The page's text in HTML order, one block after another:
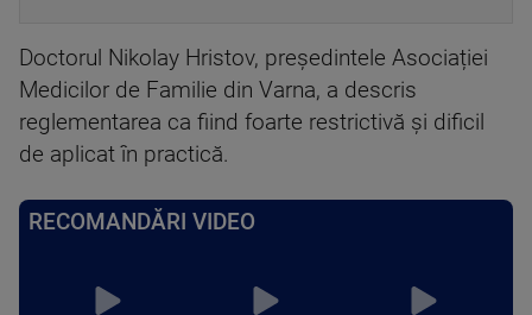
Doctorul Nikolay Hristov, președintele Asociației
Medicilor de Familie din Varna, a descris
reglementarea ca fiind foarte restrictivă și dificil
de aplicat în practică.
RECOMANDĂRI VIDEO